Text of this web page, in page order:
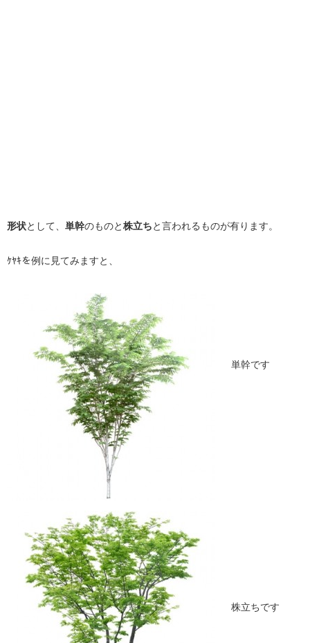
形状として、 単幹のものと 株立ち と言われるものが有ります。
ｹﾔｷを例に見てみますと、
単幹です
株立ちです